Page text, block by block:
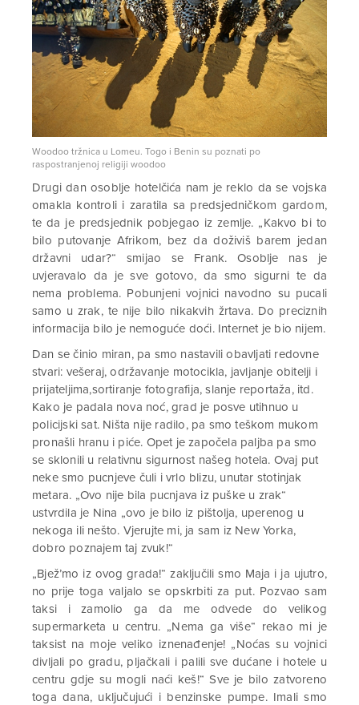
Woodoo tržnica u Lomeu. Togo i Benin su poznati po
raspostranjenoj religiji woodoo
Drugi dan osoblje hotelčića nam je reklo da se vojska
omakla kontroli i zaratila sa predsjedničkom gardom,
te da je predsjednik pobjegao iz zemlje. „Kakvo bi to
bilo putovanje Afrikom, bez da doživiš barem jedan
državni udar?“ smijao se Frank. Osoblje nas je
uvjeravalo da je sve gotovo, da smo sigurni te da
nema problema. Pobunjeni vojnici navodno su pucali
samo u zrak, te nije bilo nikakvih žrtava. Do preciznih
informacija bilo je nemoguće doći. Internet je bio nijem.
Dan se činio miran, pa smo nastavili obavljati redovne
stvari: vešeraj, održavanje motocikla, javljanje obitelji i
prijateljima,sortiranje fotografija, slanje reportaža, itd.
Kako je padala nova noć, grad je posve utihnuo u
policijski sat. Ništa nije radilo, pa smo teškom mukom
pronašli hranu i piće. Opet je započela paljba pa smo
se sklonili u relativnu sigurnost našeg hotela. Ovaj put
neke smo pucnjeve čuli i vrlo blizu, unutar stotinjak
metara. „Ovo nije bila pucnjava iz puške u zrak“
ustvrdila je Nina „ovo je bilo iz pištolja, uperenog u
nekoga ili nešto. Vjerujte mi, ja sam iz New Yorka,
dobro poznajem taj zvuk!“
„Bjež’mo iz ovog grada!“ zaključili smo Maja i ja ujutro,
no prije toga valjalo se opskrbiti za put. Pozvao sam
taksi i zamolio ga da me odvede do velikog
supermarketa u centru. „Nema ga više“ rekao mi je
taksist na moje veliko iznenađenje! „Noćas su vojnici
divljali po gradu, pljačkali i palili sve dućane i hotele u
centru gdje su mogli naći keš!“ Sve je bilo zatvoreno
toga dana, uključujući i benzinske pumpe. Imali smo